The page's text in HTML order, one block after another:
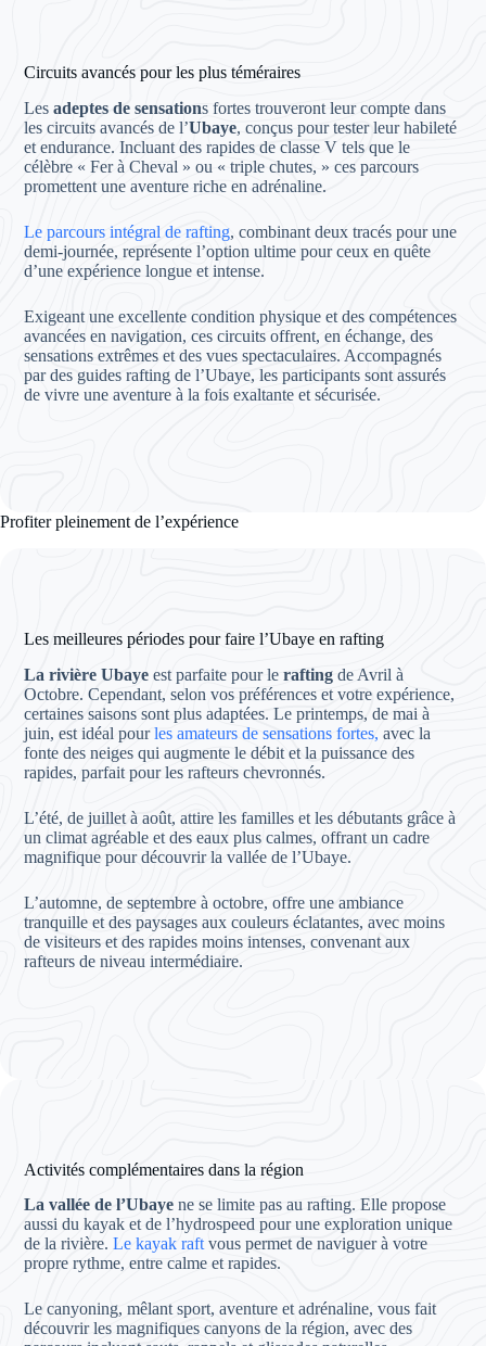
Circuits avancés pour les plus téméraires
Lesadeptes de sensations fortes trouveront leur compte dans
les circuits avancés de l’Ubaye, conçus pour tester leur habileté
et endurance. Incluant des rapides de classe V tels que le
célèbre « Fer à Cheval » ou « triple chutes, » ces parcours
promettent une aventure riche en adrénaline.
Le parcours intégral de rafting, combinant deux tracés pour une
demi-journée, représente l’option ultime pour ceux en quête
d’une expérience longue et intense.
Exigeant une excellente condition physique et des compétences
avancées en navigation, ces circuits offrent, en échange, des
sensations extrêmes et des vues spectaculaires. Accompagnés
par des guides rafting de l’Ubaye, les participants sont assurés
de vivre une aventure à la fois exaltante et sécurisée.
Profiter pleinement de l’expérience
Les meilleures périodes pour faire l’Ubaye en rafting
La rivière Ubaye est parfaite pour le rafting de Avril à
Octobre. Cependant, selon vos préférences et votre expérience,
certaines saisons sont plus adaptées. Le printemps, de mai à
juin, est idéal pourles amateurs de sensations fortes, avec la
fonte des neiges qui augmente le débit et la puissance des
rapides, parfait pour les rafteurs chevronnés.
L’été, de juillet à août, attire les familles et les débutants grâce à
un climat agréable et des eaux plus calmes, offrant un cadre
magnifique pour découvrir la vallée de l’Ubaye.
L’automne, de septembre à octobre, offre une ambiance
tranquille et des paysages aux couleurs éclatantes, avec moins
de visiteurs et des rapides moins intenses, convenant aux
rafteurs de niveau intermédiaire.
Activités complémentaires dans la région
La vallée de l’Ubaye ne se limite pas au rafting. Elle propose
aussi du kayak et de l’hydrospeed pour une exploration unique
de la rivière.Le kayak raftvous permet de naviguer à votre
propre rythme, entre calme et rapides.
Le canyoning, mêlant sport, aventure et adrénaline, vous fait
découvrir les magnifiques canyons de la région, avec des